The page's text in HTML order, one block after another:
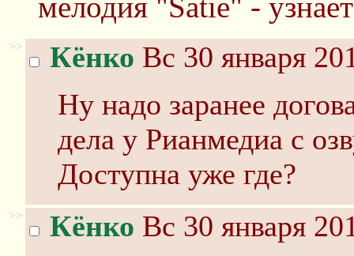
>> Кёнко Вс 30 января
Ну надо заранее
дела у Рианмедиа с
Доступна уже где?
>> Кёнко Вс 30 января